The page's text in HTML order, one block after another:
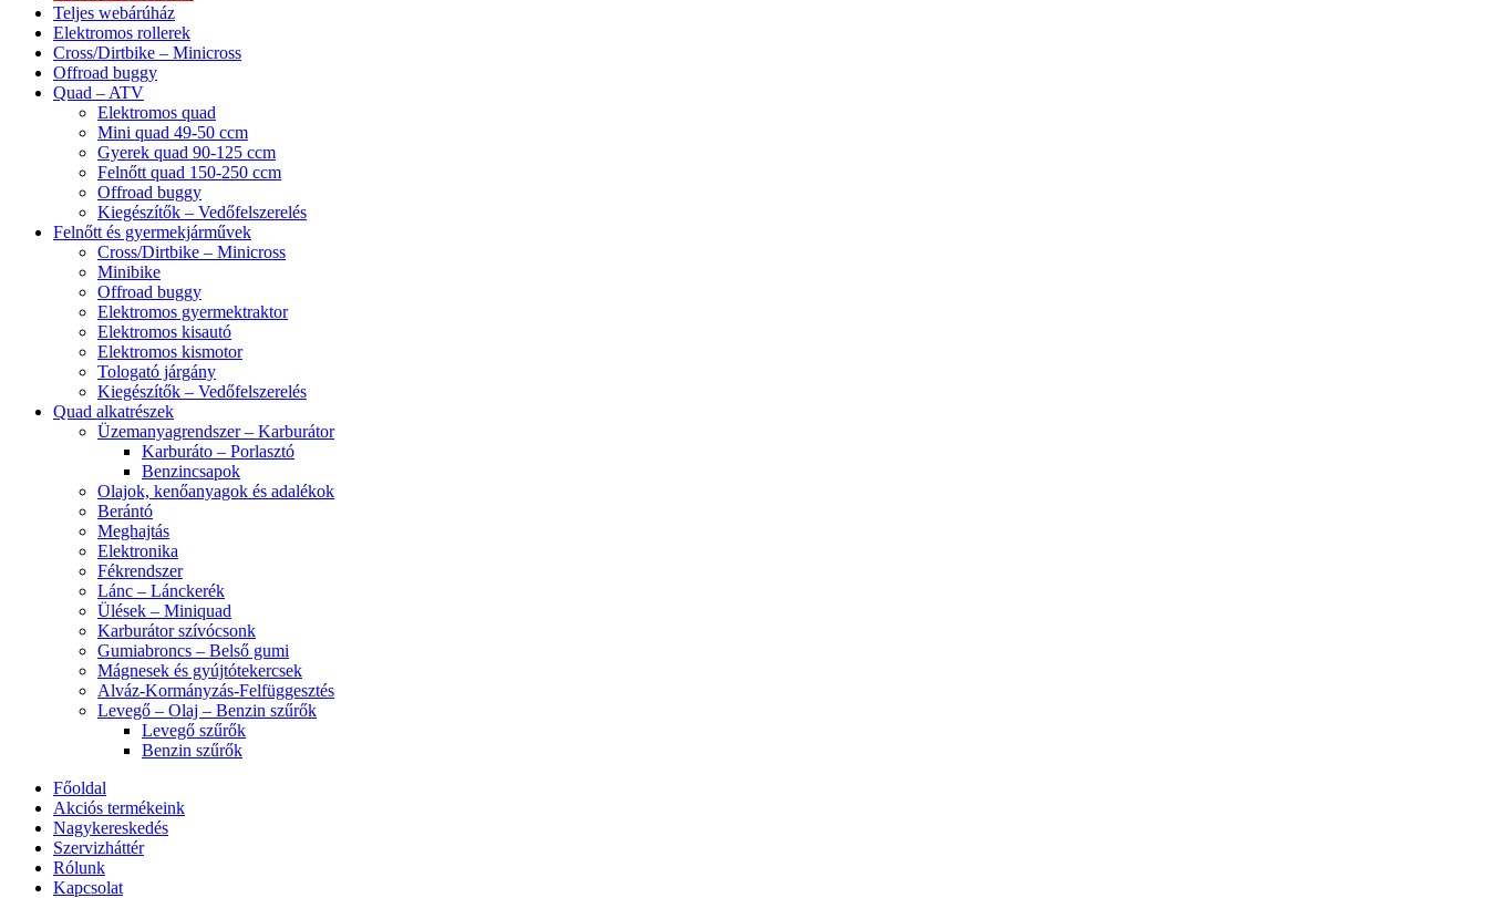
Teljes webárúház
Elektromos rollerek
Cross/Dirtbike – Minicross
Offroad buggy
Quad – ATV
Elektromos quad
Mini quad 49-50 ccm
Gyerek quad 90-125 ccm
Felnőtt quad 150-250 ccm
Offroad buggy
Kiegészítők – Vedőfelszerelés
Felnőtt és gyermekjárművek
Cross/Dirtbike – Minicross
Minibike
Offroad buggy
Elektromos gyermektraktor
Elektromos kisautó
Elektromos kismotor
Tologató járgány
Kiegészítők – Vedőfelszerelés
Quad alkatrészek
Üzemanyagrendszer – Karburátor
Karburáto – Porlasztó
Benzincsapok
Olajok, kenőanyagok és adalékok
Berántó
Meghajtás
Elektronika
Fékrendszer
Lánc – Lánckerék
Ülések – Miniquad
Karburátor szívócsonk
Gumiabroncs – Belső gumi
Mágnesek és gyújtótekercsek
Alváz-Kormányzás-Felfüggesztés
Levegő – Olaj – Benzin szűrők
Levegő szűrők
Benzin szűrők
Főoldal
Akciós termékeink
Nagykereskedés
Szervizháttér
Rólunk
Kapcsolat